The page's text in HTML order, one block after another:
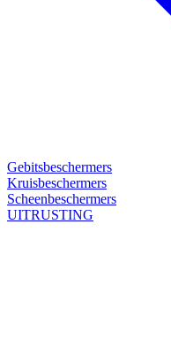
Gebitsbeschermers
Kruisbeschermers
Scheenbeschermers
UITRUSTING